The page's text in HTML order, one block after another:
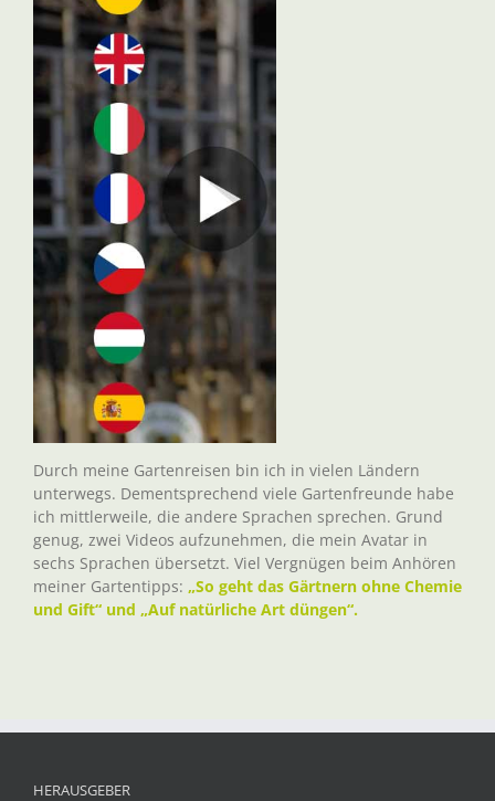
Durch meine Gartenreisen bin ich in vielen Ländern
unterwegs. Dementsprechend viele Gartenfreunde habe
ich mittlerweile, die andere Sprachen sprechen. Grund
genug, zwei Videos aufzunehmen, die mein Avatar in
sechs Sprachen übersetzt. Viel Vergnügen beim Anhören
meiner Gartentipps: „So geht das Gärtnern ohne Chemie
und Gift“ und „Auf natürliche Art düngen“.
HERAUSGEBER